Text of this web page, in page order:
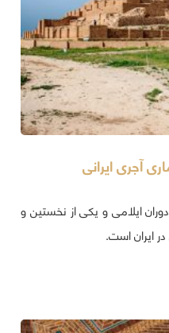
آجری ایرانی
ایلامی و یکی از نخستین و
ایران است.